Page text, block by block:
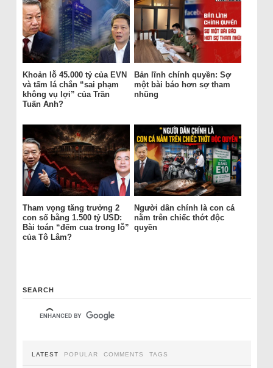
Khoản lỗ 45.000 tỷ của EVN
và tấm lá chắn “sai phạm
không vụ lợi” của Trần
Tuấn Anh?
Bản lĩnh chính quyền: Sợ
một bài báo hơn sợ tham
nhũng
Tham vọng tăng trưởng 2
con số bằng 1.500 tỷ USD:
Bài toán “đếm cua trong lỗ”
của Tô Lâm?
Người dân chính là con cá
nằm trên chiếc thớt độc
quyền
SEARCH
LATEST POPULAR COMMENTS TAGS